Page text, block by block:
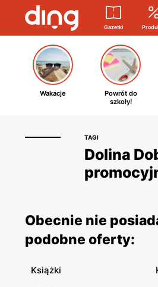
Gazetki
Wakacje
Powrót do
szkoły!
TAGI
Dolina
Obecnie nie
podobne oferty:
Książki